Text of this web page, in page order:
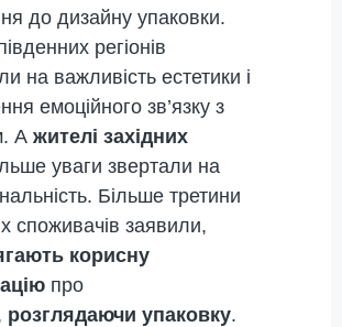
до дизайну упаковки.
регіонів
на важливість естетики і
емоційного зв’язку з
А жителі західних
уваги звертали на
Більше третини
споживачів заявили,
корисну
про
розглядаючи упаковку.